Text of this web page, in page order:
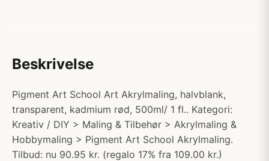
Beskrivelse
Pigment Art School Art Akrylmaling, halvblank,
transparent, kadmium rød, 500ml/ 1 fl.. Kategori:
Kreativ / DIY > Maling & Tilbehør > Akrylmaling &
Hobbymaling > Pigment Art School Akrylmaling.
Tilbud: nu 90.95 kr. (regalo 17% fra 109.00 kr.)